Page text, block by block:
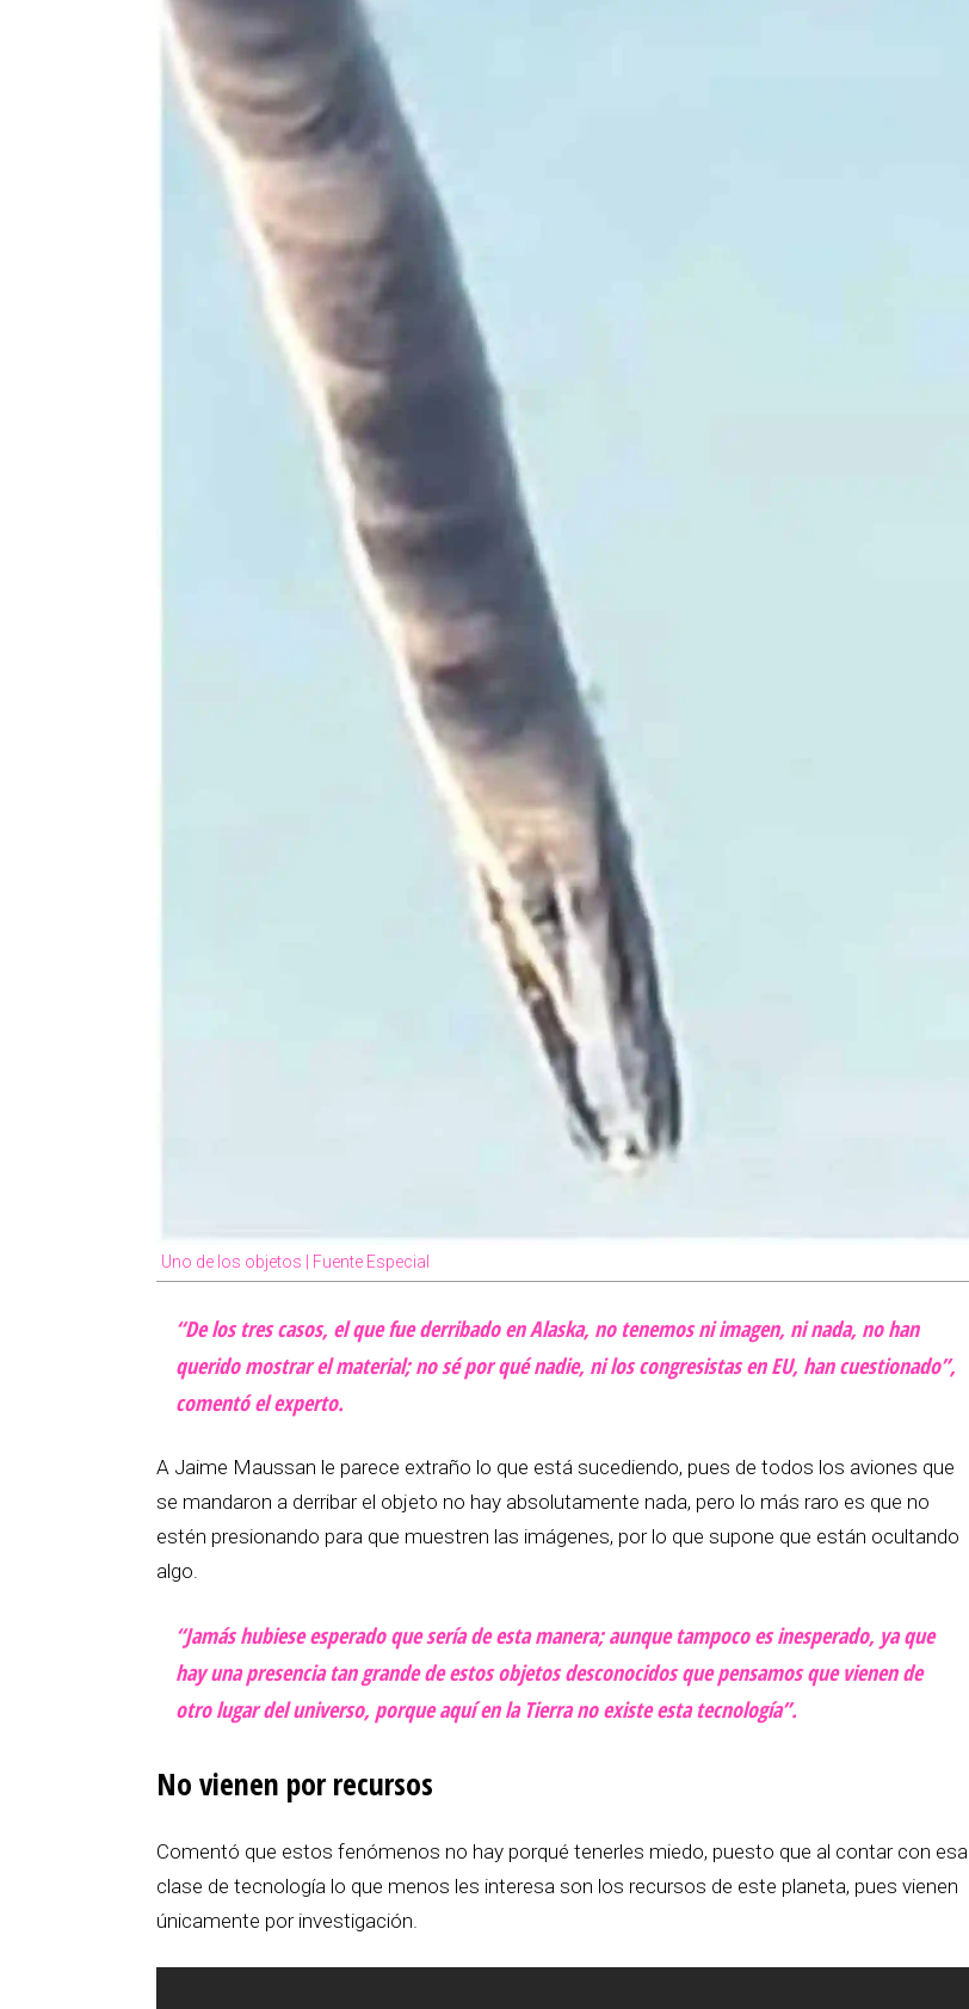
Uno de los objetos | Fuente Especial
“De los tres casos, el que fue derribado en Alaska, no tenemos ni imagen, ni nada, no han
querido mostrar el material; no sé por qué nadie, ni los congresistas en EU, han cuestionado”,
comentó el experto.
A Jaime Maussan le parece extraño lo que está sucediendo, pues de todos los aviones que
se mandaron a derribar el objeto no hay absolutamente nada, pero lo más raro es que no
estén presionando para que muestren las imágenes, por lo que supone que están ocultando
algo.
“Jamás hubiese esperado que sería de esta manera; aunque tampoco es inesperado, ya que
hay una presencia tan grande de estos objetos desconocidos que pensamos que vienen de
otro lugar del universo, porque aquí en la Tierra no existe esta tecnología”.
No vienen por recursos
Comentó que estos fenómenos no hay porqué tenerles miedo, puesto que al contar con esa
clase de tecnología lo que menos les interesa son los recursos de este planeta, pues vienen
únicamente por investigación.